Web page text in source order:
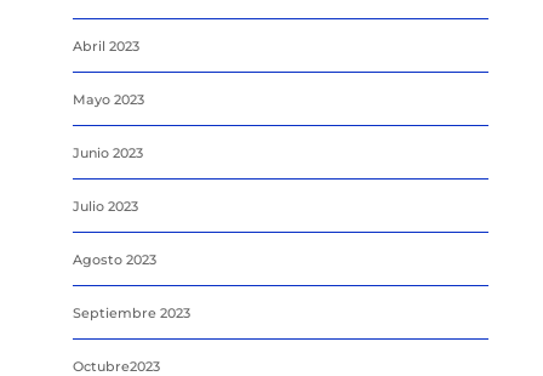
Abril 2023
Mayo 2023
Junio 2023
Julio 2023
Agosto 2023
Septiembre 2023
Octubre2023